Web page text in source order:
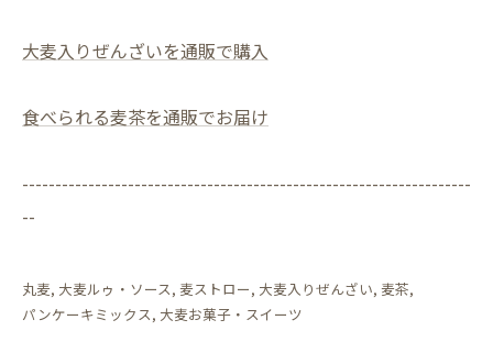
大麦入りぜんざいを通販で購入
食べられる麦茶を通販でお届け
--------------------------------------------------------------------
--
丸麦 大麦ルゥ・ソース 麦ストロー 大麦入りぜんざい 麦茶
パンケーキミックス 大麦お菓子・スイーツ